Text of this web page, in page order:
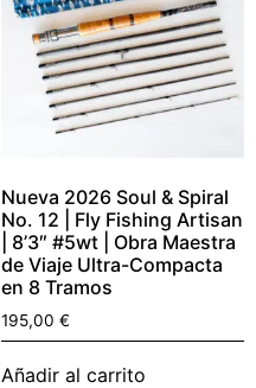
Nueva 2026 Soul & Spiral
No. 12 | Fly Fishing Artisan
| 8’3″ #5wt | Obra Maestra
de Viaje Ultra-Compacta
en 8 Tramos
195,00 €
Añadir al carrito